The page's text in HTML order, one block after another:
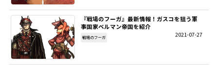
『戦場のフーガ』最新情報！ガスコを狙う軍
事国家ベルマン帝国を紹介
2021-07-27
戦場のフーガ